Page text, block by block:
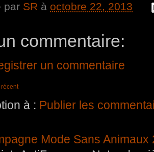
par SR à octobre 22, 2013
commentaire:
un commentaire
à : Publier les
Mode Sans Animaux